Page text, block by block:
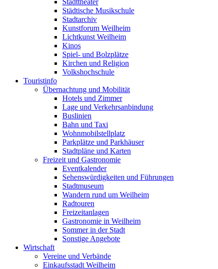
Städtische Musikschule
Stadtarchiv
Kunstforum Weilheim
Lichtkunst Weilheim
Kinos
Spiel- und Bolzplätze
Kirchen und Religion
Volkshochschule
Touristinfo
Übernachtung und Mobilität
Hotels und Zimmer
Lage und Verkehrsanbindung
Buslinien
Bahn und Taxi
Wohnmobilstellplatz
Parkplätze und Parkhäuser
Stadtpläne und Karten
Freizeit und Gastronomie
Eventkalender
Sehenswürdigkeiten und Führungen
Stadtmuseum
Wandern rund um Weilheim
Radtouren
Freizeitanlagen
Gastronomie in Weilheim
Sommer in der Stadt
Sonstige Angebote
Wirtschaft
Vereine und Verbände
Einkaufsstadt Weilheim